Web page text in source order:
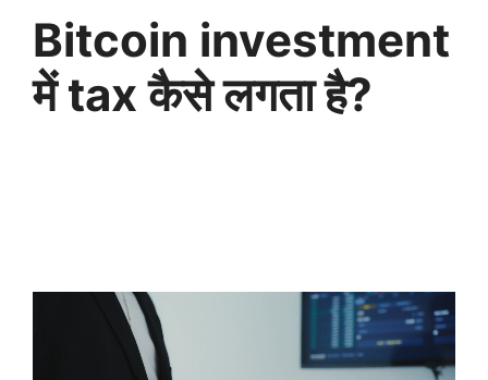
Bitcoin investment
में tax कैसे लगता है?